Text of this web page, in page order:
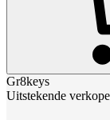
Gr8keys
Uitstekende